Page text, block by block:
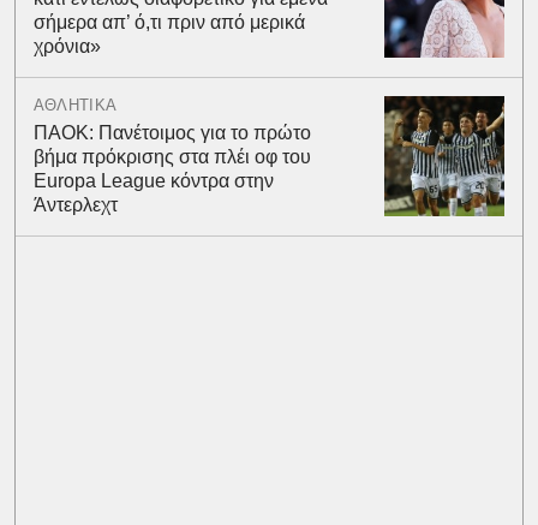
σήμερα απ’ ό,τι πριν από μερικά
χρόνια»
ΑΘΛΗΤΙΚΑ
ΠΑΟΚ: Πανέτοιμος για το πρώτο
βήμα πρόκρισης στα πλέι οφ του
Europa League κόντρα στην
Άντερλεχτ